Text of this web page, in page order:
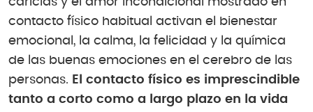
contacto físico habitual activan el bienestar
emocional, la calma, la felicidad y la química
de las buenas emociones en el cerebro de las
personas. El contacto físico es imprescindible
tanto a corto como a largo plazo en la vida